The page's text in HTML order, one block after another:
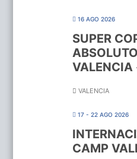
16 AGO 2026
SUPER
VALENCIA
VALENCIA
17 - 22 AGO 2026
CAMP